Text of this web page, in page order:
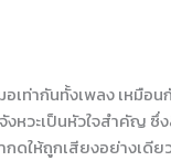
เท่ากันทั้งเพลง เหมื
งหวะเป็นหัวใจสำคัญ
ดให้ถูกเสียงอย่างเดีย